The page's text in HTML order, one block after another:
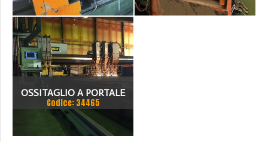
OSSITAGLIO A PORTALE
SOITAAB
Codice: 34465